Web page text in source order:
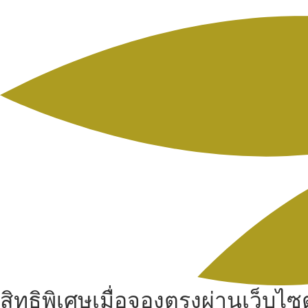
สิทธิพิเศษเมื่อจองตรงผ่านเว็บไ